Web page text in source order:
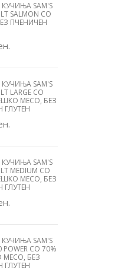
SAM'S
SALMON СО
ПЧЕНИЧЕН
SAM'S
LARGE СО
МЕСО, БЕЗ
ГЛУТЕН
SAM'S
MEDIUM СО
МЕСО, БЕЗ
ГЛУТЕН
SAM'S
POWER СО 70%
БЕЗ
ГЛУТЕН